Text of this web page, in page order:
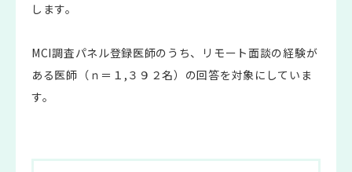
します。
MCI調査パネル登録医師のうち、リモート面談の経験が
ある医師（ｎ＝１,３９２名）の回答を対象にしていま
す。